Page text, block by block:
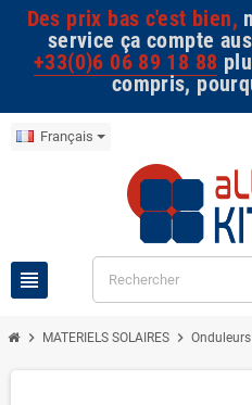
Des prix bas c'est bien,
service ça compte
+33(0)6 06 89 18 88
compris,
Français
view_headline
chevron_right MATERIELS SOLAIRES chevron_right Onduleurs